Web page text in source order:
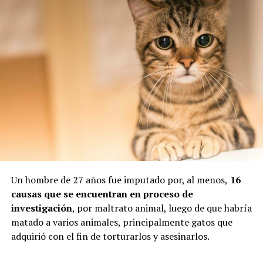
Un hombre de 27 años fue imputado por, al menos, 16
causas que se encuentran en proceso de
investigación, por maltrato animal, luego de que habría
matado a varios animales, principalmente gatos que
adquirió con el fin de torturarlos y asesinarlos.